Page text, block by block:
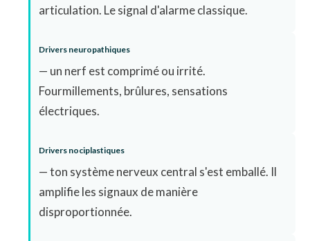
articulation. Le signal d'alarme classique.
Drivers neuropathiques
— un nerf est comprimé ou irrité.
Fourmillements, brûlures, sensations
électriques.
Drivers nociplastiques
— ton système nerveux central s'est emballé. Il
amplifie les signaux de manière
disproportionnée.